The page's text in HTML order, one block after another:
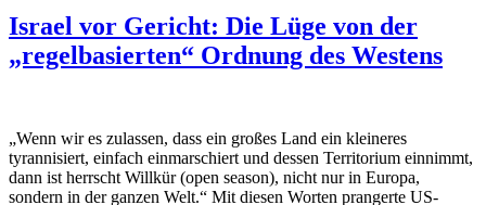
Israel vor Gericht: Die Lüge von der
„regelbasierten“ Ordnung des Westens
„Wenn wir es zulassen, dass ein großes Land ein kleineres
tyrannisiert, einfach einmarschiert und dessen Territorium einnimmt,
dann ist herrscht Willkür (open season), nicht nur in Europa,
sondern in der ganzen Welt.“ Mit diesen Worten prangerte US-